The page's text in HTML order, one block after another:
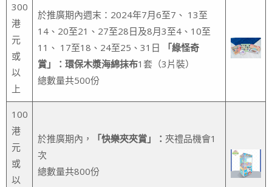
300
港
元
或
以
上
於推廣期內週末：2024年7月6至7、 13至
14、20至21、27至28日及8月3至4、10至
11、 17至18、24至25、31日
「綠怪奇
賞」：環保木漿海綿抹布1套（3片裝）
總數量共500份
100
港
元
或
以
於推廣期內， 「快樂夾夾賞」： 夾禮品機會1
次
總數量共800份